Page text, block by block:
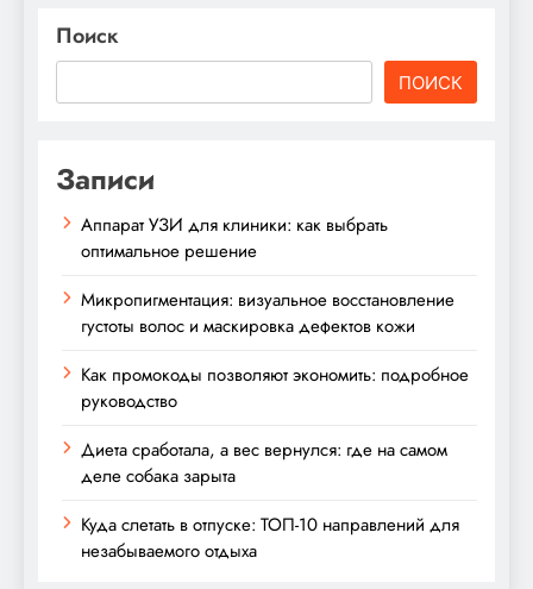
Поиск
ПОИСК
Записи
Аппарат УЗИ для клиники: как выбрать
оптимальное решение
Микропигментация: визуальное восстановление
густоты волос и маскировка дефектов кожи
Как промокоды позволяют экономить: подробное
руководство
Диета сработала, а вес вернулся: где на самом
деле собака зарыта
Куда слетать в отпуске: ТОП-10 направлений для
незабываемого отдыха